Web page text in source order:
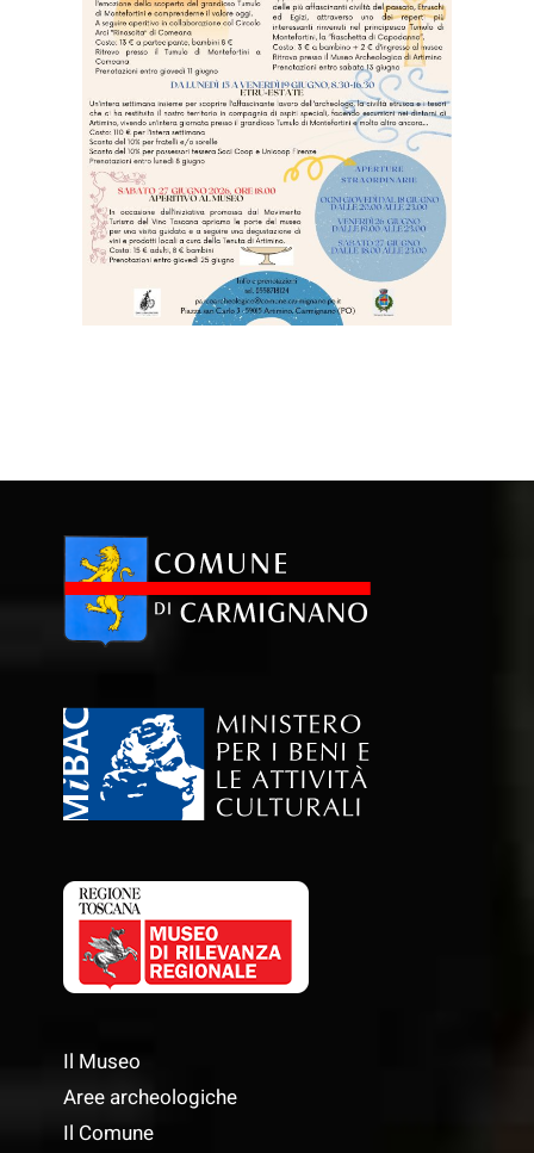
Il Museo
Aree archeologiche
Il Comune